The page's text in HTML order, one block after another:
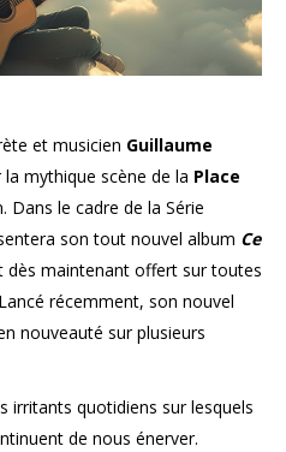
et musicien Guillaume
mythique scène de la Place
Dans le cadre de la Série
son tout nouvel album Ce
dès maintenant offert sur toutes
récemment, son nouvel
nouveauté sur plusieurs
irritants quotidiens sur lesquels
de nous énerver.